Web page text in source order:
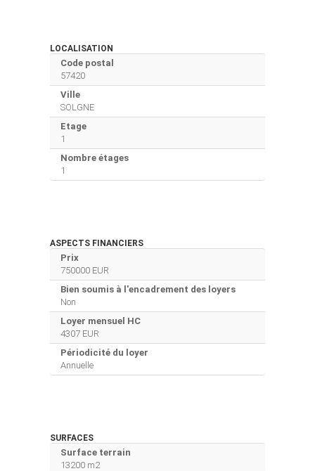
LOCALISATION
Code postal
57420
Ville
SOLGNE
Etage
1
Nombre étages
1
ASPECTS FINANCIERS
Prix
750000 EUR
Bien soumis à l'encadrement des loyers
Non
Loyer mensuel HC
4307 EUR
Périodicité du loyer
Annuelle
SURFACES
Surface terrain
13200 m2